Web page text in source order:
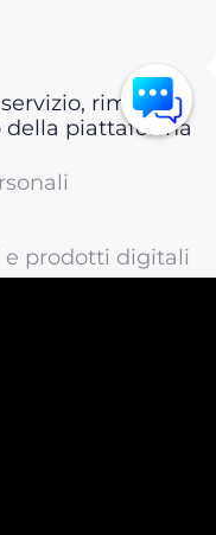
rimborsi
della piattaforma
e prodotti digitali